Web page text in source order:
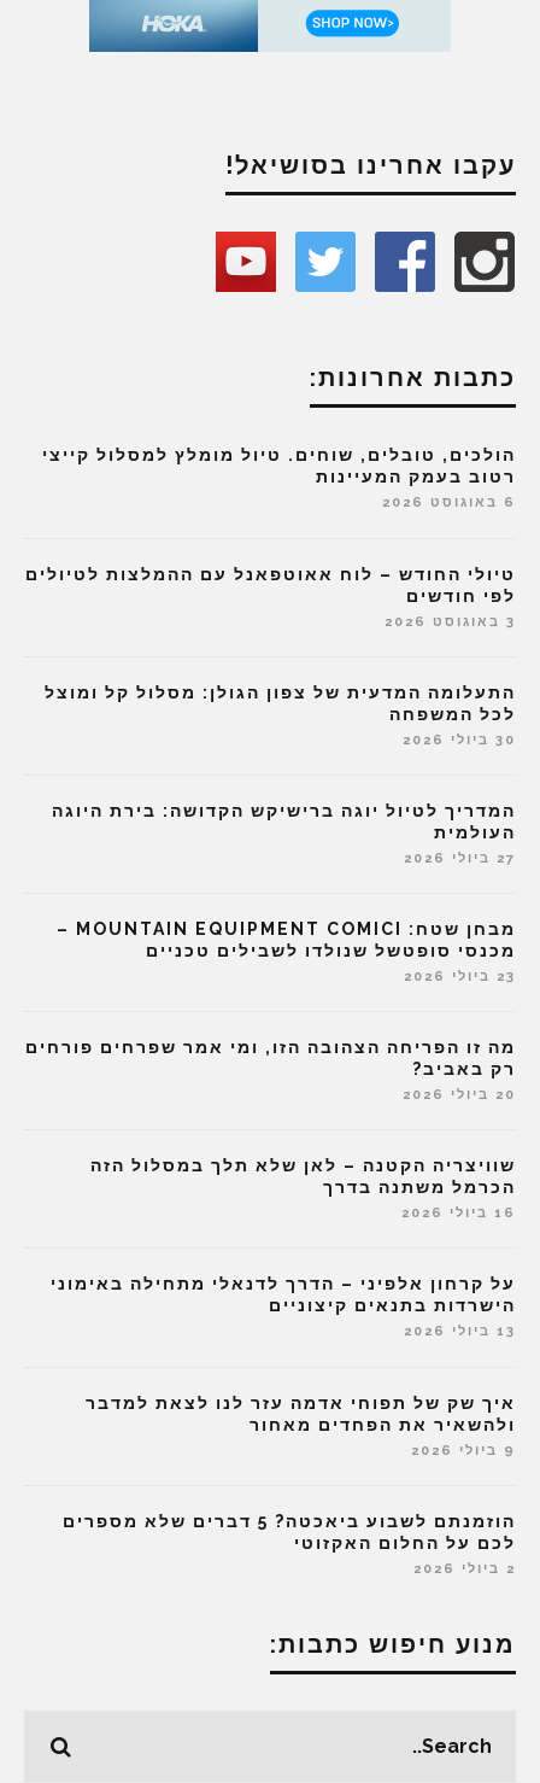
עקבו אחרינו בסושיאל!
כתבות אחרונות:
הולכים, טובלים, שוחים. טיול מומלץ למסלול קייצי
רטוב בעמק המעיינות
6 באוגוסט 2026
טיולי החודש – לוח אאוטפאנל עם ההמלצות לטיולים
לפי חודשים
3 באוגוסט 2026
התעלומה המדעית של צפון הגולן: מסלול קל ומוצל
לכל המשפחה
30 ביולי 2026
המדריך לטיול יוגה ברישיקש הקדושה: בירת היוגה
העולמית
27 ביולי 2026
מבחן שטח: MOUNTAIN EQUIPMENT COMICI –
מכנסי סופטשל שנולדו לשבילים טכניים
23 ביולי 2026
מה זו הפריחה הצהובה הזו, ומי אמר שפרחים פורחים
רק באביב?
20 ביולי 2026
שוויצריה הקטנה – לאן שלא תלך במסלול הזה
הכרמל משתנה בדרך
16 ביולי 2026
על קרחון אלפיני – הדרך לדנאלי מתחילה באימוני
הישרדות בתנאים קיצוניים
13 ביולי 2026
איך שק של תפוחי אדמה עזר לנו לצאת למדבר
ולהשאיר את הפחדים מאחור
9 ביולי 2026
הוזמנתם לשבוע ביאכטה? 5 דברים שלא מספרים
לכם על החלום האקזוטי
2 ביולי 2026
מנוע חיפוש כתבות: